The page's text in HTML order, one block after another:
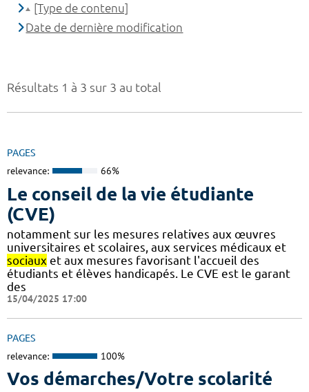
Résultats 1 à 3 sur 3 au total
PAGES
relevance: 66%
Le conseil de la vie étudiante
(CVE)
notamment sur les mesures relatives aux œuvres
universitaires et scolaires, aux services médicaux et
sociaux et aux mesures favorisant l'accueil des
étudiants et élèves handicapés. Le CVE est le garant
des
15/04/2025 17:00
PAGES
relevance: 100%
Vos démarches/Votre scolarité
[Type de contenu]
Date de dernière modification